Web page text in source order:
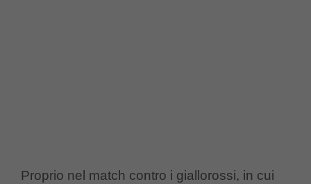
Proprio nel match contro i giallorossi, in cui